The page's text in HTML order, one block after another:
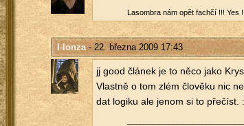
La­som­b­ra nám opět fa­ch­čí !!! Yes
I-Ionza- 22. března 2009 17:43
jj good člá­nek je to něco jako
Vlast­ně o tom zlém člo­vě­ku nic
dat lo­gi­ku ale jenom si to pře­číst.